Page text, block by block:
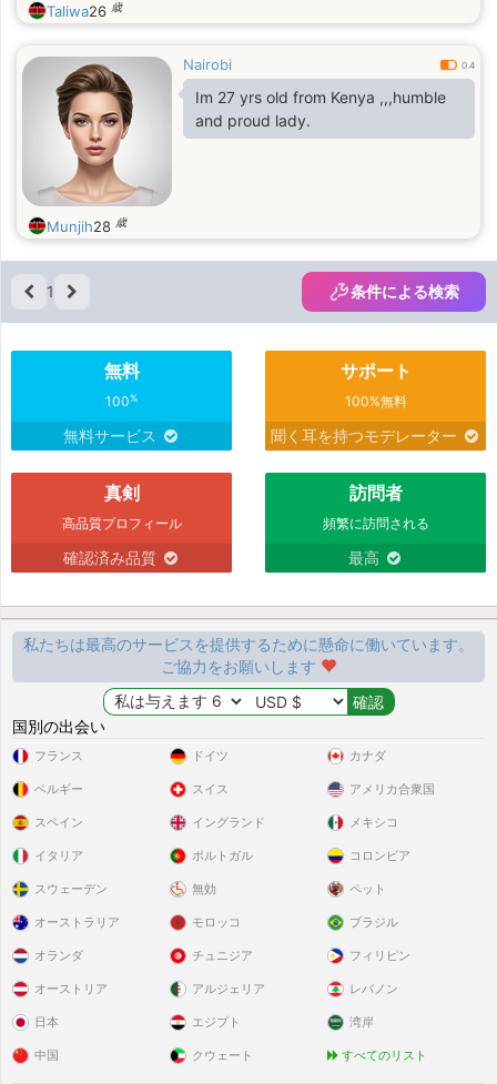
Taliwa26 歳
Nairobi 0.4
Im 27 yrs old from Kenya ,,,humble
and proud lady.
Munjih28 歳
1 条件による検索
無料
100%
無料サービス
サポート
100%無料
聞く耳を持つモデレーター
真剣
高品質プロフィール
確認済み品質
訪問者
頻繁に訪問される
最高
私たちは最高のサービスを提供するために懸命に働いています。
ご協力をお願いします
国別の出会い
フランス
ベルギー
スペイン
イタリア
スウェーデン
ドイツ
スイス
イングランド
ポルトガル
無効
カナダ
アメリカ合衆国
メキシコ
コロンビア
ペット
オーストラリア
オランダ
オーストリア
日本
中国
モロッコ
チュニジア
アルジェリア
エジプト
クウェート
ブラジル
フィリピン
レバノン
湾岸
すべてのリスト